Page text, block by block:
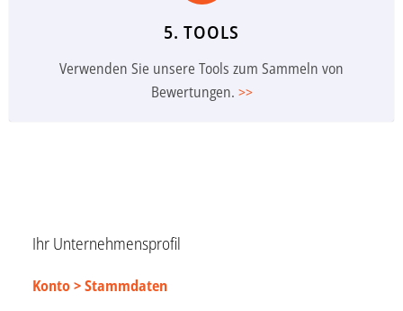
5. TOOLS
Verwenden Sie unsere Tools zum Sammeln von
Bewertungen. >>
Ihr Unternehmensprofil
Konto > Stammdaten